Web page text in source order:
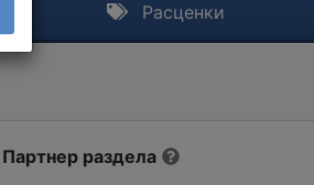
Расценки
Партнер раздела